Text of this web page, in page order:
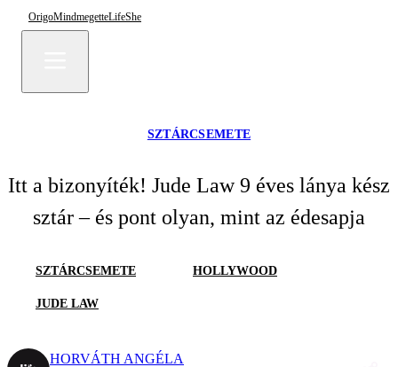
OrigoMindmegetteLifeShe
SZTÁRCSEMETE
Itt a bizonyíték! Jude Law 9 éves lánya kész
sztár – és pont olyan, mint az édesapja
SZTÁRCSEMETE HOLLYWOOD
JUDE LAW
HORVÁTH ANGÉLA